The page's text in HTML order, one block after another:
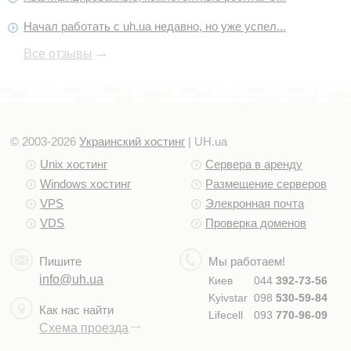
услуг. Оформите заявку и оплатите за услуги с помощью
онлайн платежа или путем банковского перевода. В
доступ к серверу для того, чтобы выполнить хостинг
Всегда с Вами - компания «Украинский хостинг» |
UH.ua.
Начал работать с uh.ua недавно, но уже успел...
Все отзывы
© 2003-2026Украинский хостинг | UH.ua
Unix хостинг
Windows хостинг
VPS
VDS
Сервера в аренду
Размещение серверов
Элекронная почта
Проверка доменов
Пишите
info@uh.ua
Как нас найти
Схема проезда
Мы работаем!
Киев 044 392-73-56
Kyivstar 098 530-59-84
Lifecell
093 770-96-09